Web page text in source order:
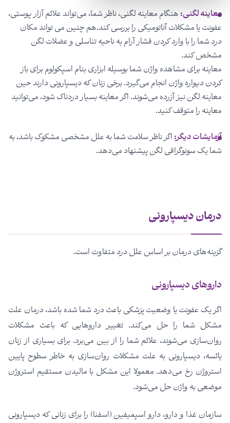
معاینه لگنی:هنگام معاینه لگنی، ناظر شما، می‌تواند علائم آزار پوستی،
عفونت یا مشکلات آناتومیکی را بررسی کند.هم چنین می تواند مکان
درد شما را با وارد کردن فشار آرام به ناحیه تناسلی و عضلات لگن
مشخص کند.
معاینه برای مشاهده واژن شما بوسیله ابزاری بنام اسپکولوم برای باز
کردن دیواره واژن انجام می‌گیرد. برخی زنان که دیسپارونی دارند حین
معاینه لگن نیز آزرده می‌شوند. اگر معاینه بسیار دردناک شود، می‌توانید
معاینه را متوقف کنید.
آزمایشات دیگر:اگر ناظر سلامت شما به علل مشخصی مشکوک باشد، به
شما یک سونوگرافی لگن پیشنهاد می‌دهد.
درمان دیسپارونی
گزینه‌های درمان بر اساس علل درد متفاوت است.
داروهای دیسپارونی
اگر یک عفونت یا وضعیت پزشکی باعث درد شما شده باشد، درمان علت
مشکل شما را حل می‌کند. تغییر داروهایی که باعث مشکلات
روان‌سازی می‌شوند، علائم شما را از بین می‌برد. برای بسیاری از زنان
یائسه، دیسپارونی به علت مشکلات روان‌سازی به خاطر سطوح پایین
استروژن رخ می‌دهد. معمولا این مشکل با مالیدن مستقیم استروژن
موضعی به واژن حل می‌شود.
سازمان غذا و دارو، دارو اسپمیفین (اسفنا) را برای زنانی که دیسپارونی